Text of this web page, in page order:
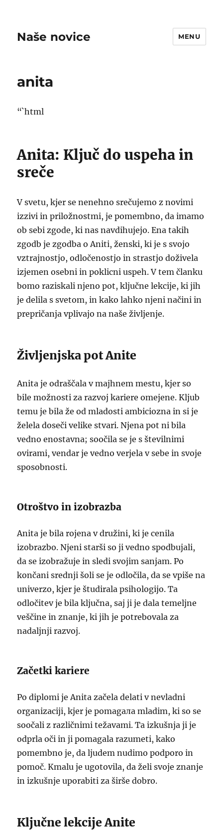
Naše novice MENU
anita
“`html
Anita: Ključ do uspeha in
sreče
V svetu, kjer se nenehno srečujemo z novimi
izzivi in priložnostmi, je pomembno, da imamo
ob sebi zgode, ki nas navdihujejo. Ena takih
zgodb je zgodba o Aniti, ženski, ki je s svojo
vztrajnostjo, odločenostjo in strastjo doživela
izjemen osebni in poklicni uspeh. V tem članku
bomo raziskali njeno pot, ključne lekcije, ki jih
je delila s svetom, in kako lahko njeni načini in
prepričanja vplivajo na naše življenje.
Življenjska pot Anite
Anita je odraščala v majhnem mestu, kjer so
bile možnosti za razvoj kariere omejene. Kljub
temu je bila že od mladosti ambiciozna in si je
želela doseči velike stvari. Njena pot ni bila
vedno enostavna; soočila se je s številnimi
ovirami, vendar je vedno verjela v sebe in svoje
sposobnosti.
Otroštvo in izobrazba
Anita je bila rojena v družini, ki je cenila
izobrazbo. Njeni starši so ji vedno spodbujali,
da se izobražuje in sledi svojim sanjam. Po
končani srednji šoli se je odločila, da se vpiše na
univerzo, kjer je študirala psihologijo. Ta
odločitev je bila ključna, saj ji je dala temeljne
veščine in znanje, ki jih je potrebovala za
nadaljnji razvoj.
Začetki kariere
Po diplomi je Anita začela delati v nevladni
organizaciji, kjer je pomagала mladim, ki so se
soočali z različnimi težavami. Ta izkušnja ji je
odprla oči in ji pomagala razumeti, kako
pomembno je, da ljudem nudimo podporo in
pomoč. Kmalu je ugotovila, da želi svoje znanje
in izkušnje uporabiti za širše dobro.
Ključne lekcije Anite